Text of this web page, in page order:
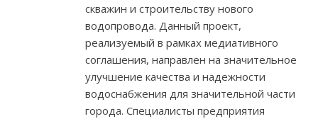
скважин и строительству нового
водопровода. Данный проект,
реализуемый в рамках медиативного
соглашения, направлен на значительное
улучшение качества и надежности
водоснабжения для значительной части
города. Специалисты предприятия